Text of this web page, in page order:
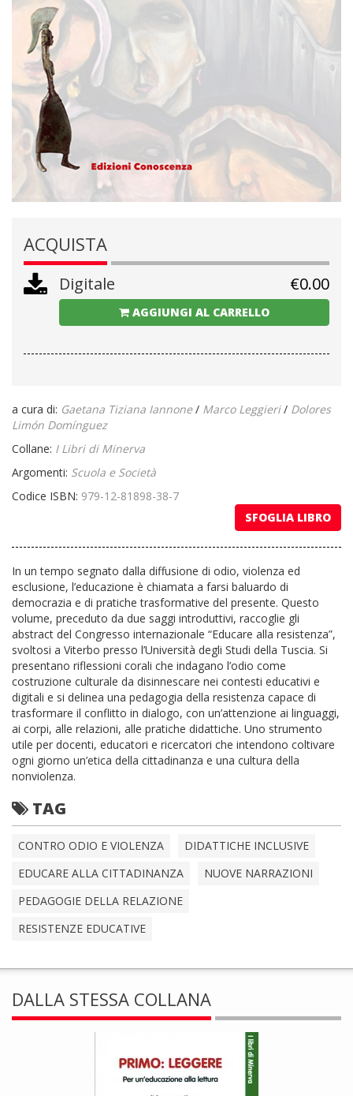
ACQUISTA
Digitale €0.00
AGGIUNGI AL CARRELLO
a cura di: Gaetana Tiziana Iannone/ Marco Leggieri/ Dolores
Limón Domínguez
Collane: I Libri di Minerva
Argomenti: Scuola e Società
Codice ISBN: 979-12-81898-38-7
SFOGLIA LIBRO
In un tempo segnato dalla diffusione di odio, violenza ed
esclusione, l’educazione è chiamata a farsi baluardo di
democrazia e di pratiche trasformative del presente. Questo
volume, preceduto da due saggi introduttivi, raccoglie gli
abstract del Congresso internazionale “Educare alla resistenza”,
svoltosi a Viterbo presso l’Università degli Studi della Tuscia. Si
presentano riflessioni corali che indagano l’odio come
costruzione culturale da disinnescare nei contesti educativi e
digitali e si delinea una pedagogia della resistenza capace di
trasformare il conflitto in dialogo, con un’attenzione ai linguaggi,
ai corpi, alle relazioni, alle pratiche didattiche. Uno strumento
utile per docenti, educatori e ricercatori che intendono coltivare
ogni giorno un’etica della cittadinanza e una cultura della
nonviolenza.
TAG
CONTRO ODIO E VIOLENZA
DIDATTICHE INCLUSIVE
EDUCARE ALLA CITTADINANZA
NUOVE NARRAZIONI
PEDAGOGIE DELLA RELAZIONE
RESISTENZE EDUCATIVE
DALLA STESSA COLLANA